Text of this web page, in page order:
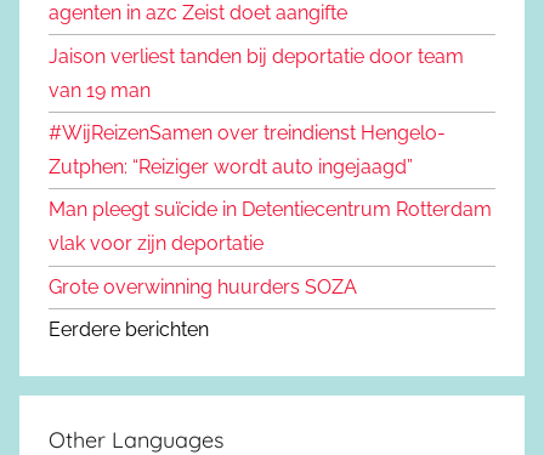
agenten in azc Zeist doet aangifte
Jaison verliest tanden bij deportatie door team
van 19 man
#WijReizenSamen over treindienst Hengelo-
Zutphen: “Reiziger wordt auto ingejaagd”
Man pleegt suïcide in Detentiecentrum Rotterdam
vlak voor zijn deportatie
Grote overwinning huurders SOZA
Eerdere berichten
Other Languages